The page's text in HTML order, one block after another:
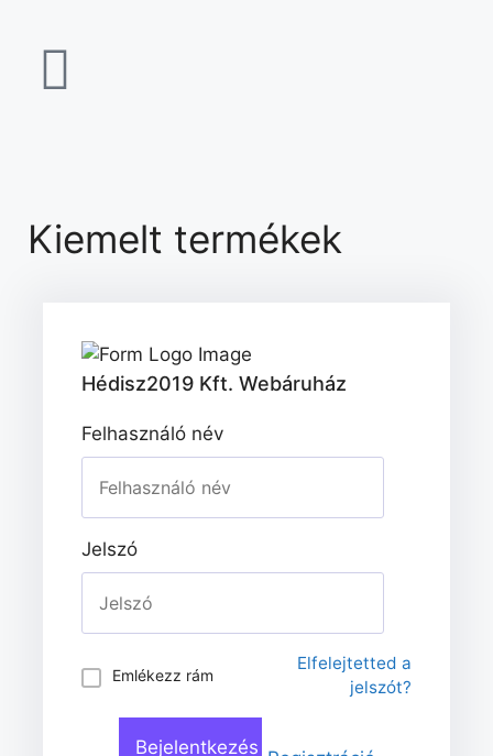
Kiemelt termékek
Hédisz2019 Kft. Webáruház
Felhasználó név
Jelszó
Emlékezz rám
Elfelejtetted a
jelszót?